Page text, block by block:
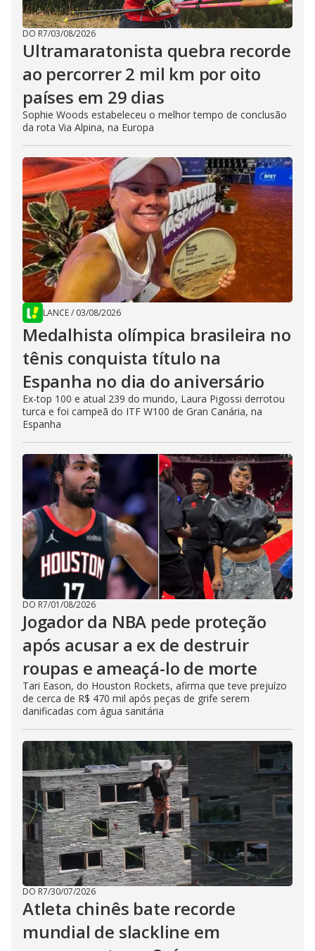
DO R7/03/08/2026
Ultramaratonista quebra recorde
ao percorrer 2 mil km por oito
países em 29 dias
Sophie Woods estabeleceu o melhor tempo de conclusão
da rota Via Alpina, na Europa
LANCE/ 03/08/2026
Medalhista olímpica brasileira no
tênis conquista título na
Espanha no dia do aniversário
Ex-top 100 e atual 239 do mundo, Laura Pigossi derrotou
turca e foi campeã do ITF W100 de Gran Canária, na
Espanha
DO R7/01/08/2026
Jogador da NBA pede proteção
após acusar a ex de destruir
roupas e ameaçá-lo de morte
Tari Eason, do Houston Rockets, afirma que teve prejuízo
de cerca de R$ 470 mil após peças de grife serem
danificadas com água sanitária
DO R7/30/07/2026
Atleta chinês bate recorde
mundial de slackline em